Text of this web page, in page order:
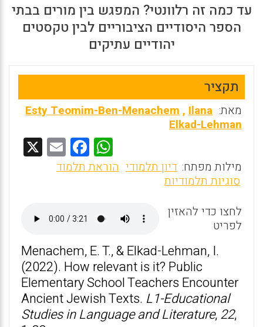
עד כמה זה רלוונטי? המפגש בין מורים בבתי
הספר היסודיים הציבוריים לבין טקסטים
יהודיים עתיקים
תקציר
מאת: Esty Teomim-Ben-Menachem,Ilana
Elkad-Lehman
W
h
A
p
p
F
a
o
o
k
E
m מילות מפתח: דיון תלמודי הוראת תלמוד
סוגיות תלמודיות
לחצו כדי להאזין
לפריט
Menachem, E. T., & Elkad-Lehman, I.
(2022). How relevant is it? Public
Elementary School Teachers Encounter
Ancient Jewish Texts. L1-Educational
Studies in Language and Literature,22,